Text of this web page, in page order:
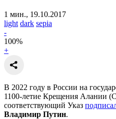
1 мин., 19.10.2017
light dark sepia
-
100%
+
В 2022 году в России на
1100-летие Крещения Алании
соответствующий Указ
Владимир Путин.